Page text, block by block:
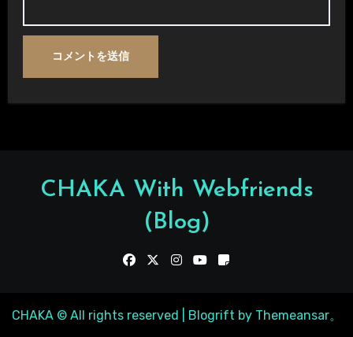
CHAKA With Webfriends
(Blog)
CHAKA © All rights reserved Blogrift by Themeansar。